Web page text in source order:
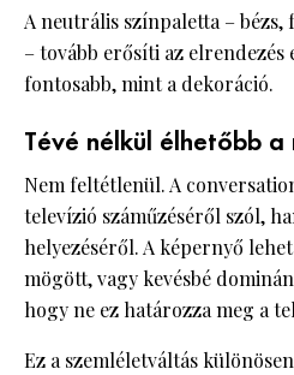
A neutrális színpaletta –
– tovább erősíti az elrendezés
fontosabb, mint a dekoráció.
Tévé nélkül élhetőbb a
Nem feltétlenül. A
televízió száműzéséről szól,
helyezéséről. A képernyő
mögött, vagy kevésbé
hogy ne ez határozza meg a
Ez a szemléletváltás